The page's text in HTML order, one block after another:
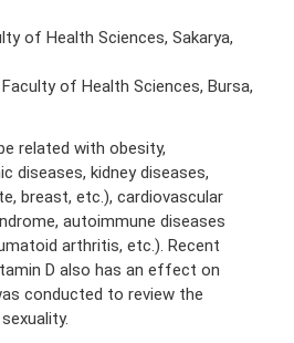
of Health Sciences, Sakarya,
of Health Sciences, Bursa,
related with obesity,
diseases, kidney diseases,
breast, etc.), cardiovascular
autoimmune diseases
arthritis, etc.). Recent
D also has an effect on
conducted to review the